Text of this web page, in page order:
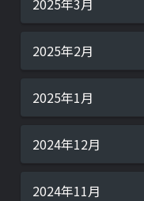
2025年3月
2025年2月
2025年1月
2024年12月
2024年11月